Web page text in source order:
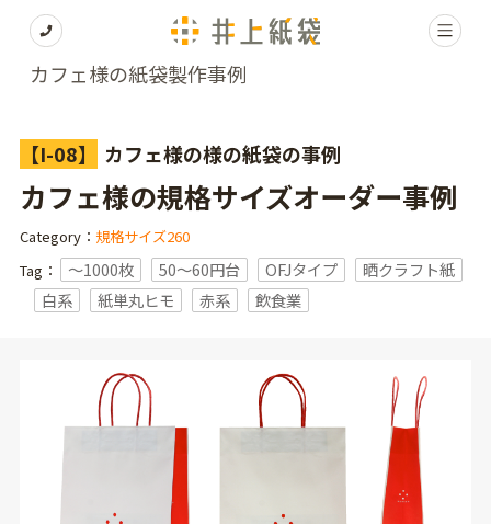
カフェ様の紙袋製作事例
【I-08】 カフェ様の様の紙袋の事例
カフェ様の規格サイズオーダー事例
Category： 規格サイズ260
Tag：
〜1000枚 50～60円台 OFJタイプ
晒クラフト紙
白系
紙単丸ヒモ 赤系 飲食業